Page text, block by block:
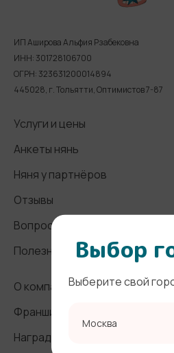
ИП Аширова Альфия Рзабековна
ИНН: 301728106700
ОГРН: 323631200014894
445028, г. Тольятти, Оптимистов 7-87
Услуги и цены
Анкеты нянь
Няня у партнёров
Отзывы
Вопросы и ответы
Полезные статьи
О компании
Франшиза
Награды и СМИ
Выбор
Выберите свой
Москва